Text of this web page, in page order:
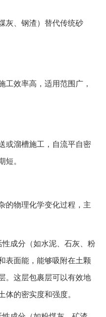
灰、钢渣）替代传统砂
工效率高，适用范围广，
或溜槽施工，自流平自密
短。
的物理化学变化过程，主
性成分（如水泥、石灰、粉
表面能，能够吸附在土颗
。这层包裹层可以有效地
体的密实度和强度。